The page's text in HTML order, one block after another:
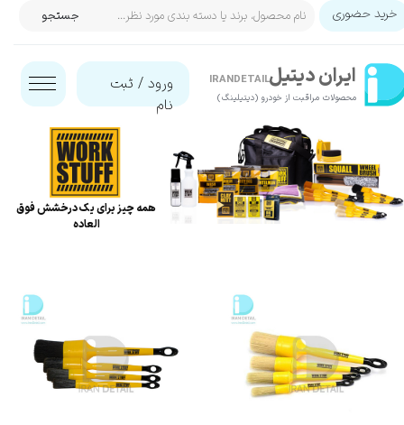
ایران‌ دیتیل
محصولات مراقبت از خودرو (دیتیلینگ)​​​​​​​
IRANDETAIL ورود / ثبت
نام
حساب کاربری من
تغییر گذر واژه
خروج از حساب کاربری
جستجو خرید حضوری
همه چیز برای یک درخشش فوق
العاده